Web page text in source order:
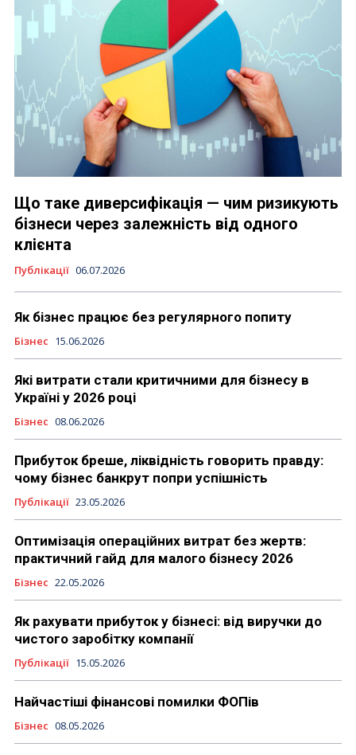
Що таке диверсифікація — чим ризикують
бізнеси через залежність від одного
клієнта
Публікації 06.07.2026
Як бізнес працює без регулярного попиту
Бізнес 15.06.2026
Які витрати стали критичними для бізнесу в
Україні у 2026 році
Бізнес 08.06.2026
Прибуток бреше, ліквідність говорить правду:
чому бізнес банкрут попри успішність
Публікації 23.05.2026
Оптимізація операційних витрат без жертв:
практичний гайд для малого бізнесу 2026
Бізнес 22.05.2026
Як рахувати прибуток у бізнесі: від виручки до
чистого заробітку компанії
Публікації 15.05.2026
Найчастіші фінансові помилки ФОПів
Бізнес 08.05.2026